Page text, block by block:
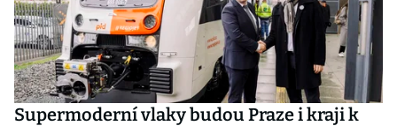
Supermoderní vlaky budou Praze i kraji k